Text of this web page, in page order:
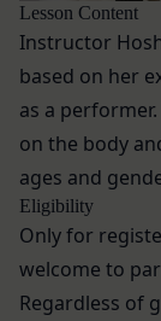
Lesson Content
Instructor
based on her
as a
on the body
ages and
Eligibility
Only for
welcome to
Regardless of
情報を安全
第三者への
当社は、
ることが
供した相
お客様の
当社は、お
人情報の場
組織、個
第三者サ
支払処理
ビスに定め
い。
本契約に
に定める
当社が提
ービスとし
前各号
当社は、前
ることが